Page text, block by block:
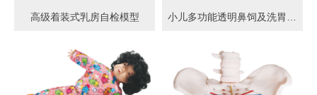
高级着装式乳房自检模型